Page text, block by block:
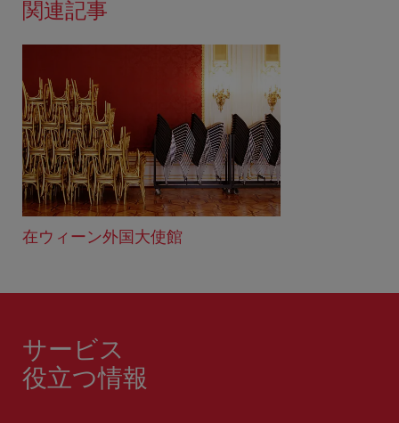
関連記事
在ウィーン外国大使館
サービス
役立つ情報